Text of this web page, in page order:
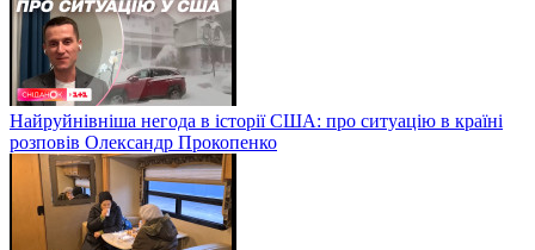
Найруйнівніша негода в історії США: про ситуацію в країні
розповів Олександр Прокопенко